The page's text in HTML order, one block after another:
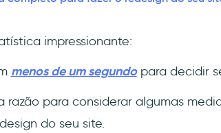
impressionante:
menos de um segundopara decidir
razão para considerar algumas
do seu site.